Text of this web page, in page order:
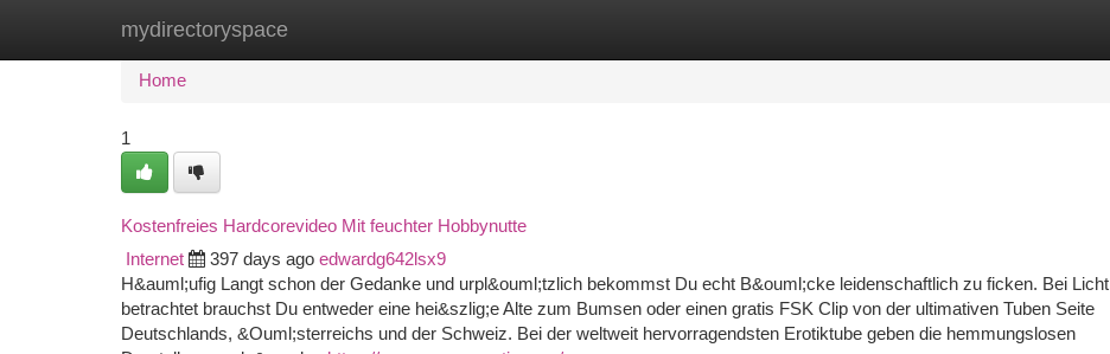
mydirectoryspace
Home New Site Listings
Home
1
Kostenfreies Hardcorevideo Mit feuchter Hobbynutte
Internet 397 days ago edwardg642lsx9
H&auml;ufig Langt schon der Gedanke und urpl&ouml;tzlich bekommst Du echt B&ouml;cke leidenschaftlich zu ficken. Bei Licht
betrachtet brauchst Du entweder eine hei&szlig;e Alte zum Bumsen oder einen gratis FSK Clip von der ultimativen Tuben Seite
Deutschlands, &Ouml;sterreichs und der Schweiz. Bei der weltweit hervorragendsten Erotiktube geben die hemmungslosen